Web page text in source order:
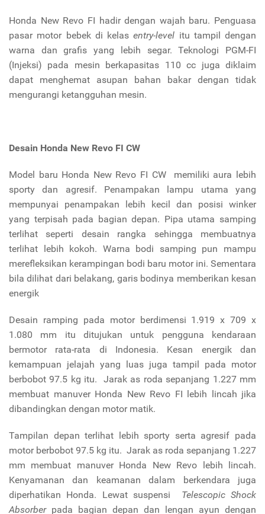
Honda New Revo FI hadir dengan wajah baru. Penguasa
pasar motor bebek di kelasentry-level itu tampil dengan
warna dan grafis yang lebih segar. Teknologi PGM-FI
(Injeksi) pada mesin berkapasitas 110 cc juga diklaim
dapat menghemat asupan bahan bakar dengan tidak
mengurangi ketangguhan mesin.
Desain Honda New Revo FI CW
Model baru Honda New Revo FI CW memiliki aura lebih
sporty dan agresif. Penampakan lampu utama yang
mempunyai penampakan lebih kecil dan posisi winker
yang terpisah pada bagian depan. Pipa utama samping
terlihat seperti desain rangka sehingga membuatnya
terlihat lebih kokoh. Warna bodi samping pun mampu
merefleksikan kerampingan bodi baru motor ini. Sementara
bila dilihat dari belakang, garis bodinya memberikan kesan
energik
Desain ramping pada motor berdimensi 1.919 x 709 x
1.080 mm itu ditujukan untuk pengguna kendaraan
bermotor rata-rata di Indonesia. Kesan energik dan
kemampuan jelajah yang luas juga tampil pada motor
berbobot 97.5 kg itu. Jarak as roda sepanjang 1.227 mm
membuat manuver Honda New Revo FI lebih lincah jika
dibandingkan dengan motor matik.
Tampilan depan terlihat lebih sporty serta agresif pada
motor berbobot 97.5 kg itu. Jarak as roda sepanjang 1.227
mm membuat manuver Honda New Revo lebih lincah.
Kenyamanan dan keamanan dalam berkendara juga
diperhatikan Honda. Lewat suspensi Telescopic Shock
Absorberpada bagian depan dan lengan ayun dengan